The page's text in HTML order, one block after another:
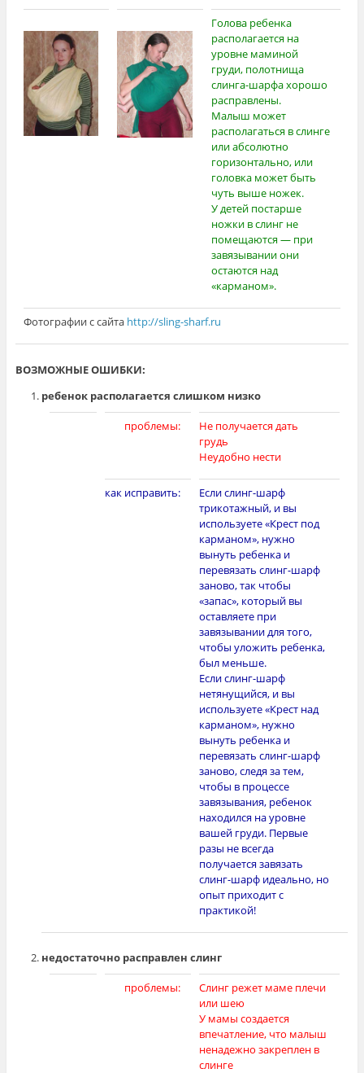
Голова ребенка
располагается на
уровне маминой
груди, полотнища
слинга-шарфа хорошо
расправлены.
Малыш может
располагаться в слинге
или абсолютно
горизонтально, или
головка может быть
чуть выше ножек.
У детей постарше
ножки в слинг не
помещаются — при
завязывании они
остаются над
«карманом».
Фотографии с сайта http://sling-sharf.ru
ВОЗМОЖНЫЕ ОШИБКИ:
ребенок располагается слишком низко
проблемы:
Не получается дать
грудь
Неудобно нести
как исправить:
Если слинг-шарф
трикотажный, и вы
используете «Крест под
карманом», нужно
вынуть ребенка и
перевязать слинг-шарф
заново, так чтобы
«запас», который вы
оставляете при
завязывании для того,
чтобы уложить ребенка,
был меньше.
Если слинг-шарф
нетянущийся, и вы
используете «Крест над
карманом», нужно
вынуть ребенка и
перевязать слинг-шарф
заново, следя за тем,
чтобы в процессе
завязывания, ребенок
находился на уровне
вашей груди. Первые
разы не всегда
получается завязать
слинг-шарф идеально, но
опыт приходит с
практикой!
недостаточно расправлен слинг
проблемы:
Слинг режет маме плечи
или шею
У мамы создается
впечатление, что малыш
ненадежно закреплен в
слинге